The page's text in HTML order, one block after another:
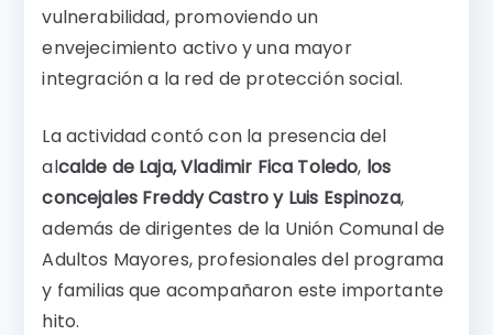
vulnerabilidad, promoviendo un
envejecimiento activo y una mayor
integración a la red de protección social.
La actividad contó con la presencia del
alcalde de Laja, Vladimir Fica Toledo, los
concejales Freddy Castro y Luis Espinoza,
además de dirigentes de la Unión Comunal de
Adultos Mayores, profesionales del programa
y familias que acompañaron este importante
hito.